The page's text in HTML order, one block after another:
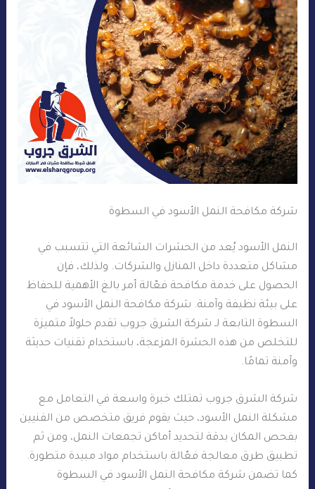
شركة مكافحة النمل الأسود في السطوة
النمل الأسود يُعد من الحشرات الشائعة التي تتسبب في
مشاكل متعددة داخل المنازل والشركات. ولذلك، فإن
الحصول على خدمة مكافحة فعّالة أمر بالغ الأهمية للحفاظ
على بيئة نظيفة وآمنة. شركة مكافحة النمل الأسود في
السطوة التابعة لـ شركة الشرق جروب تقدم حلولاً متميزة
للتخلص من هذه الحشرة المزعجة، باستخدام تقنيات حديثة
وآمنة تمامًا.
شركة الشرق جروب تمتلك خبرة واسعة في التعامل مع
مشكلة النمل الأسود، حيث يقوم فريق متخصص من الفنيين
بفحص المكان بدقة لتحديد أماكن تجمعات النمل، ومن ثم
تطبيق طرق معالجة فعّالة باستخدام مواد مبيدة متطورة.
كما تضمن شركة مكافحة النمل الأسود في السطوة